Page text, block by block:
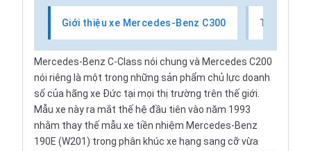
Giới thiệu xe Mercedes-Benz C300 Thị
Mercedes-Benz C-Class nói chung và Mercedes C200
nói riêng là một trong những sản phẩm chủ lực doanh
số của hãng xe Đức tại mọi thị trường trên thế giới.
Mẫu xe này ra mắt thế hệ đầu tiên vào năm 1993
nhằm thay thế mẫu xe tiền nhiệm Mercedes-Benz
190E (W201) trong phân khúc xe hạng sang cỡ vừa